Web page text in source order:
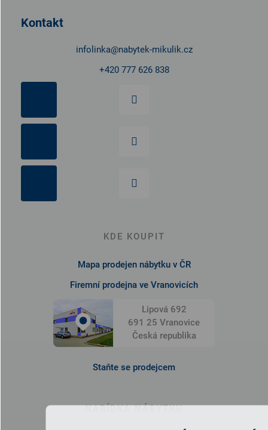
Kontakt
infolinka@nabytek-mikulik.cz
+420 777 626 838
KDE KOUPIT
Mapa prodejen nábytku v ČR
Firemní prodejna ve Vranovicích
Lipová 692
691 25 Vranovice
Česká republika
Staňte se prodejcem
NABÍDKA NÁBYTKU